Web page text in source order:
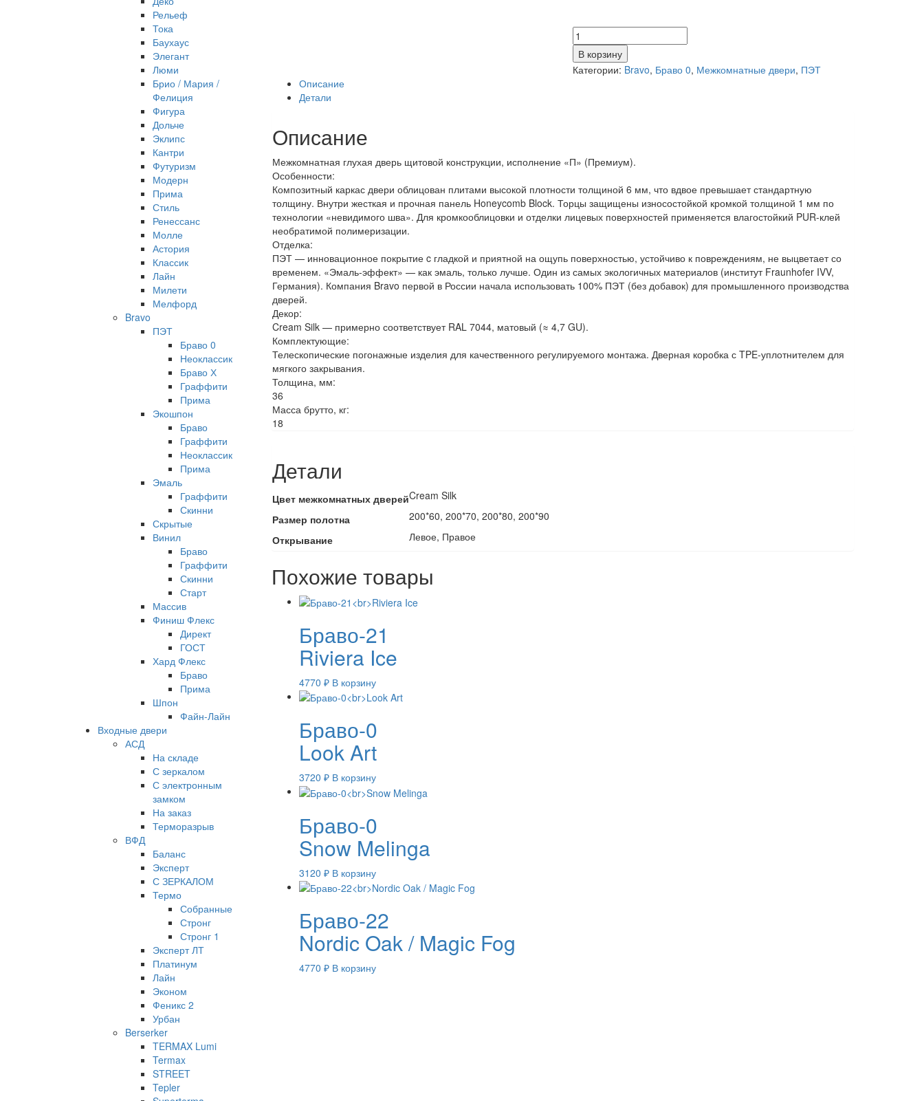
Рельеф
Тока
Баухаус
Элегант
Люми
Брио / Мария /
Фелиция
Фигура
Дольче
Эклипс
Кантри
Футуризм
Модерн
Прима
Стиль
Ренессанс
Молле
Астория
Классик
Лайн
Милети
Мелфорд
Bravo
ПЭТ
Браво 0
Неоклассик
Браво Х
Граффити
Прима
Экошпон
Браво
Граффити
Неоклассик
Прима
Эмаль
Граффити
Скинни
Скрытые
Винил
Браво
Граффити
Скинни
Старт
Массив
Финиш Флекс
Директ
ГОСТ
Хард Флекс
Браво
Прима
Шпон
Файн-Лайн
Входные двери
АСД
На складе
С зеркалом
С электронным
замком
На заказ
Терморазрыв
ВФД
Баланс
Эксперт
С ЗЕРКАЛОМ
Термо
Собранные
Стронг
Стронг 1
Эксперт ЛТ
Платинум
Лайн
Эконом
Феникс 2
Урбан
Berserker
TERMAX Lumi
Termax
STREET
Tepler
Количество
товара
Браво-0
Cream
В корзину
Категории: Bravo, Браво 0, Межкомнатные двери, ПЭТ
Описание
Детали
Описание
Межкомнатная глухая дверь щитовой конструкции, исполнение «П» (Премиум).
Особенности:
Композитный каркас двери облицован плитами высокой плотности толщиной 6 мм, что вдвое превышает стандартную
толщину. Внутри жесткая и прочная панель Honeycomb Block. Торцы защищены износостойкой кромкой толщиной 1 мм по
технологии «невидимого шва». Для кромкооблицовки и отделки лицевых поверхностей применяется влагостойкий PUR-клей
необратимой полимеризации.
Отделка:
ПЭТ — инновационное покрытие c гладкой и приятной на ощупь поверхностью, устойчиво к повреждениям, не выцветает со
временем. «Эмаль-эффект» — как эмаль, только лучше. Один из самых экологичных материалов (институт Fraunhofer IVV,
Германия). Компания Bravo первой в России начала использовать 100% ПЭТ (без добавок) для промышленного производства
дверей.
Декор:
Cream Silk — примерно соответствует RAL 7044, матовый (≈ 4,7 GU).
Комплектующие:
Телескопические погонажные изделия для качественного регулируемого монтажа. Дверная коробка с TPE-уплотнителем для
мягкого закрывания.
Толщина, мм:
36
Масса брутто, кг:
18
Детали
Цвет межкомнатных дверейCream Silk
Размер полотна
200*60, 200*70, 200*80, 200*90
Открывание
Левое, Правое
Похожие товары
Браво-21
Riviera Ice
4770 ₽ В корзину
Браво-0
Look Art
3720 ₽ В корзину
Браво-0
Snow Melinga
3120 ₽ В корзину
Браво-22
Nordic Oak / Magic Fog
4770 ₽ В корзину